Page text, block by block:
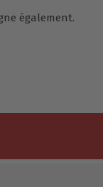
également.